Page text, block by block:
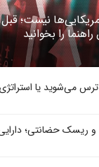
نیست؛ قبل
ترس می‌شوید یا
ریسک حضانتی؛